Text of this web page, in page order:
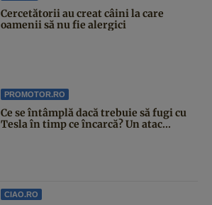
Cercetătorii au creat câini la care
oamenii să nu fie alergici
PROMOTOR.RO
Ce se întâmplă dacă trebuie să fugi cu
Tesla în timp ce încarcă? Un atac...
CIAO.RO